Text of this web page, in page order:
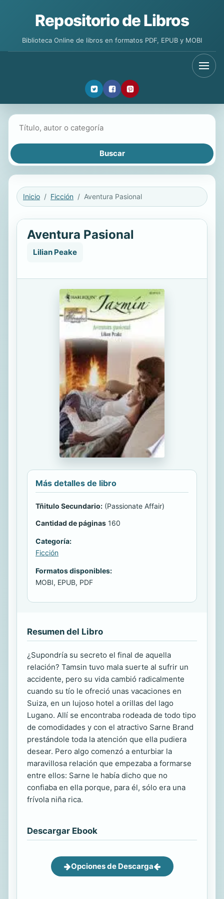
Repositorio de Libros
Biblioteca Online de libros en formatos PDF, EPUB y MOBI
Inicio Ficción Aventura Pasional
Aventura Pasional
Lilian Peake
Más detalles de libro
Tñitulo Secundario: (Passionate Affair)
Cantidad de páginas 160
Categoría:
Ficción
Formatos disponibles:
MOBI, EPUB, PDF
Resumen del Libro
¿Supondría su secreto el final de aquella
relación? Tamsin tuvo mala suerte al sufrir un
accidente, pero su vida cambió radicalmente
cuando su tío le ofreció unas vacaciones en
Suiza, en un lujoso hotel a orillas del lago
Lugano. Allí se encontraba rodeada de todo tipo
de comodidades y con el atractivo Sarne Brand
prestándole toda la atención que ella pudiera
desear. Pero algo comenzó a enturbiar la
maravillosa relación que empezaba a formarse
entre ellos: Sarne le había dicho que no
confiaba en ella porque, para él, sólo era una
frívola niña rica.
Descargar Ebook
Opciones de Descarga